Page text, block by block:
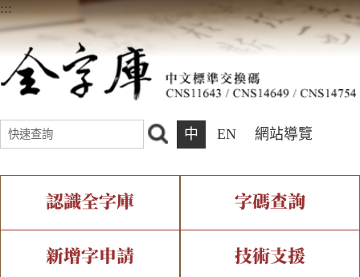
:::
中 EN 網站導覽
認識全字庫
全字庫介紹 全字庫現況
字碼查詢
IDS查詢 部件查詢
新增字申請 技術支援